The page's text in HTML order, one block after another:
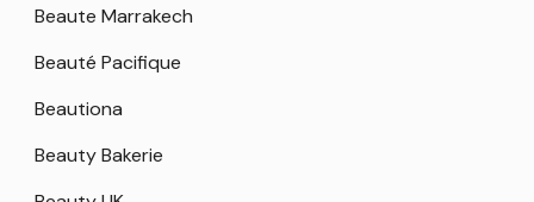
Beaute Marrakech
Beauté Pacifique
Beautiona
Beauty Bakerie